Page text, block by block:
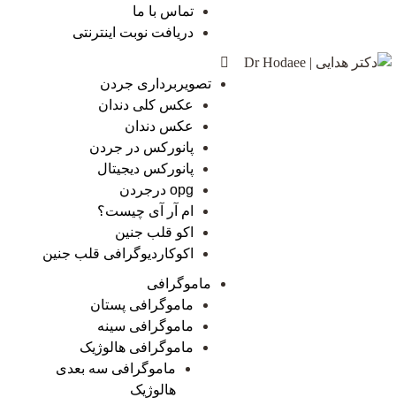
تماس با ما
دریافت نوبت اینترنتی
تصویربرداری جردن
عکس کلی دندان
عکس دندان
پانورکس در جردن
پانورکس دیجیتال
opg درجردن
ام آر آی چیست؟
اکو قلب جنین
اکوکاردیوگرافی قلب جنین
ماموگرافی
ماموگرافی پستان
ماموگرافی سینه
ماموگرافی هالوژیک
ماموگرافی سه بعدی
هالوژیک